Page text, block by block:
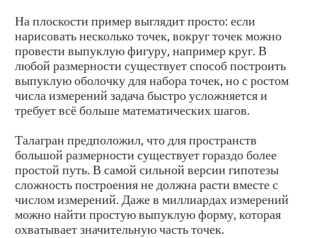
На плоскости пример выглядит просто: если
нарисовать несколько точек, вокруг точек можно
провести выпуклую фигуру, например круг. В
любой размерности существует способ построить
выпуклую оболочку для набора точек, но с ростом
числа измерений задача быстро усложняется и
требует всё больше математических шагов.
Талагран предположил, что для пространств
большой размерности существует гораздо более
простой путь. В самой сильной версии гипотезы
сложность построения не должна расти вместе с
числом измерений. Даже в миллиардах измерений
можно найти простую выпуклую форму, которая
охватывает значительную часть точек.